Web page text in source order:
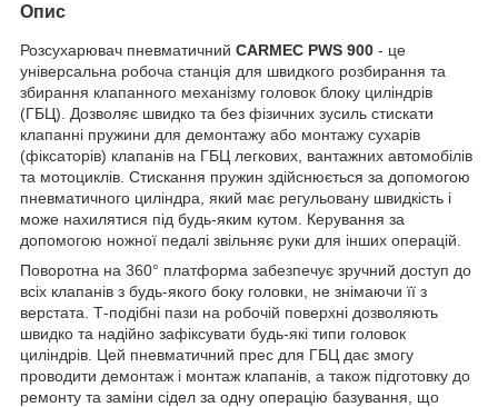
Опис
Розсухарювач пневматичний CARMEC PWS 900 - це
універсальна робоча станція для швидкого розбирання та
збирання клапанного механізму головок блоку циліндрів
(ГБЦ). Дозволяє швидко та без фізичних зусиль стискати
клапанні пружини для демонтажу або монтажу сухарів
(фіксаторів) клапанів на ГБЦ легкових, вантажних автомобілів
та мотоциклів. Стискання пружин здійснюється за допомогою
пневматичного циліндра, який має регульовану швидкість і
може нахилятися під будь-яким кутом. Керування за
допомогою ножної педалі звільняє руки для інших операцій.
Поворотна на 360° платформа забезпечує зручний доступ до
всіх клапанів з будь-якого боку головки, не знімаючи її з
верстата. Т-подібні пази на робочій поверхні дозволяють
швидко та надійно зафіксувати будь-які типи головок
циліндрів. Цей пневматичний прес для ГБЦ дає змогу
проводити демонтаж і монтаж клапанів, а також підготовку до
ремонту та заміни сідел за одну операцію базування, що